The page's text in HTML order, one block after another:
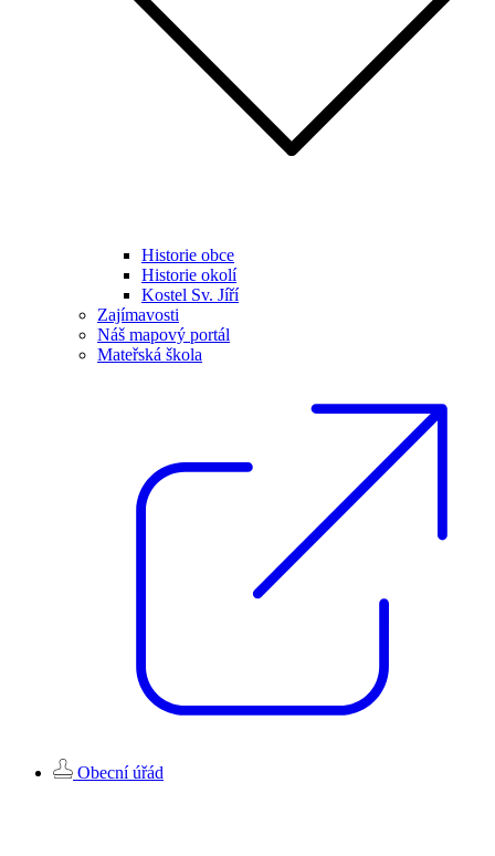
Historie obce
Historie okolí
Kostel Sv. Jíří
Zajímavosti
Náš mapový portál
Mateřská škola
Obecní úřád